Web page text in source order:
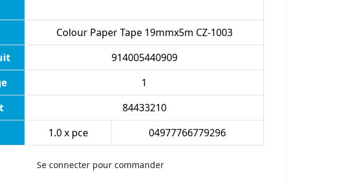
Colour Paper Tape 19mmx5m CZ-1003
914005440909
1
84433210
1.0 x pce 04977766779296
Se connecter pour commander